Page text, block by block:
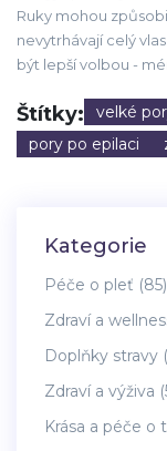
Ruky mohou
nevytrhávají celý
být lepší volbou -
Štítky: velké
pory po epilaci
Kategorie
Péče o pleť (85)
Zdraví a
Doplňky stravy
Zdraví a výživa
Krása a péče o